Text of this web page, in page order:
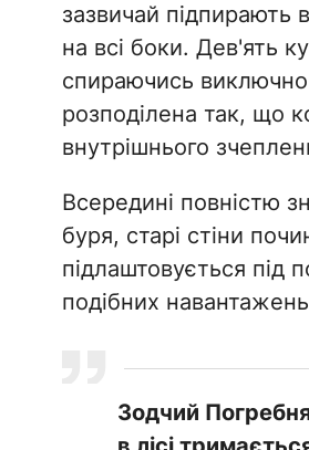
зазвичай підпирають
на всі боки. Дев'ять
спираючись
розподілена так, що
внутрішнього
​Всередині повністю
буря, старі стіни
підлаштовується під
подібних
Зодчий